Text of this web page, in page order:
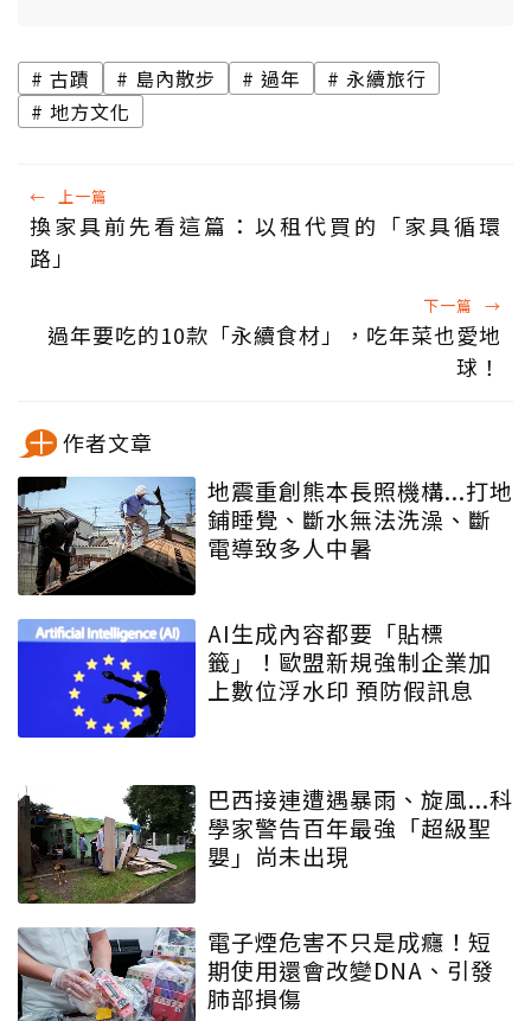
古蹟 島內散步 過年
永續旅行
地方文化
← 上一篇
換家具前先看這篇：以租代買的「家具循環
路」
下一篇 →
過年要吃的10款「永續食材」，吃年菜也愛地
球！
作者文章
地震重創熊本長照機構...打地
鋪睡覺、斷水無法洗澡、斷
電導致多人中暑
AI生成內容都要「貼標
籤」！歐盟新規強制企業加
上數位浮水印 預防假訊息
巴西接連遭遇暴雨、旋風...科
學家警告百年最強「超級聖
嬰」尚未出現
電子煙危害不只是成癮！短
期使用還會改變DNA、引發
肺部損傷